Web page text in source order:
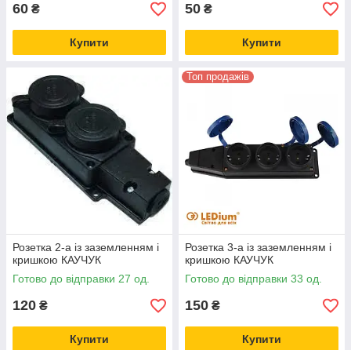
60 ₴
Купити
50 ₴
Купити
Розетка 2-а із заземленням і
кришкою КАУЧУК
Готово до відправки 27 од.
120 ₴
Купити
Топ продажів
Розетка 3-а із заземленням і
кришкою КАУЧУК
Готово до відправки 33 од.
150 ₴
Купити